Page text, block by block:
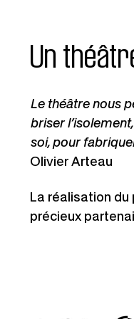
Un
Le théâtre nous
briser
soi, pour
Olivier Arteau
La réalisation
précieux